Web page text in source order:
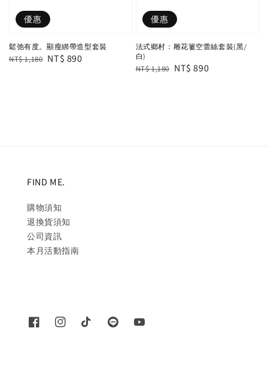
優惠
鬆弛有度。顯瘦綁帶造型套裝
Regular
NT$ 1,180 Sale
NT$ 890
優惠
法式鄉村：雕花簍空蕾絲套裝(黑/
白)
Regular
NT$ 1,180 Sale
NT$ 890
FIND ME.
購物須知
退換貨須知
公司資訊
本月活動指南